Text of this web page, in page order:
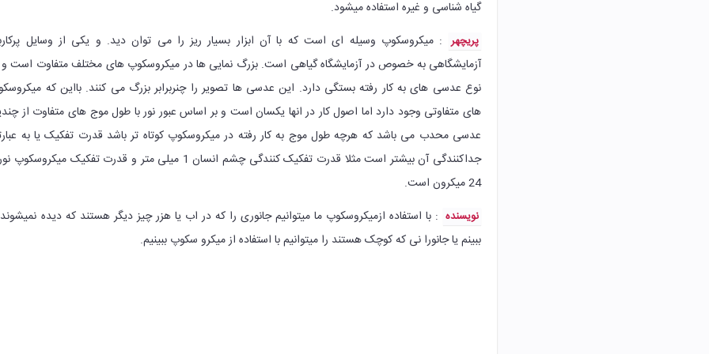
گیاه شناسی و غیره استفاده میشود.
پریچهر : میکروسکوپ وسیله ای است که با آن ابزار بسیار ریز را می توان دید. و یکی از وسایل
آزمایشگاهی به خصوص در آزمایشگاه گیاهی است. بزرگ نمایی ها در میکروسکوپ های مختلف متفاوت است و
نوع عدسی های به کار رفته بستگی دارد. این عدسی ها تصویر را چنربرابر بزرگ می کنند. بااین که
های متفاوتی وجود دارد اما اصول کار در انها یکسان است و بر اساس عبور نور با طول موج های متفاوت از
عدسی محدب می باشد که هرچه طول موج به کار رفته در میکروسکوپ کوتاه تر باشد قدرت تفکیک یا به
جداکنندگی آن بیشتر است مثلا قدرت تفکیک کنندگی چشم انسان 1 میلی متر و قدرت تفکیک
24 میکرون است.
نویسنده : با استفاده ازمیکروسکوپ ما میتوانیم جانوری را که در اب یا هزر چیز دیگر هستند که دیده
ببینم یا جانورا نی که کوچک هستند را میتوانیم با استفاده از میکرو سکوپ ببینیم.